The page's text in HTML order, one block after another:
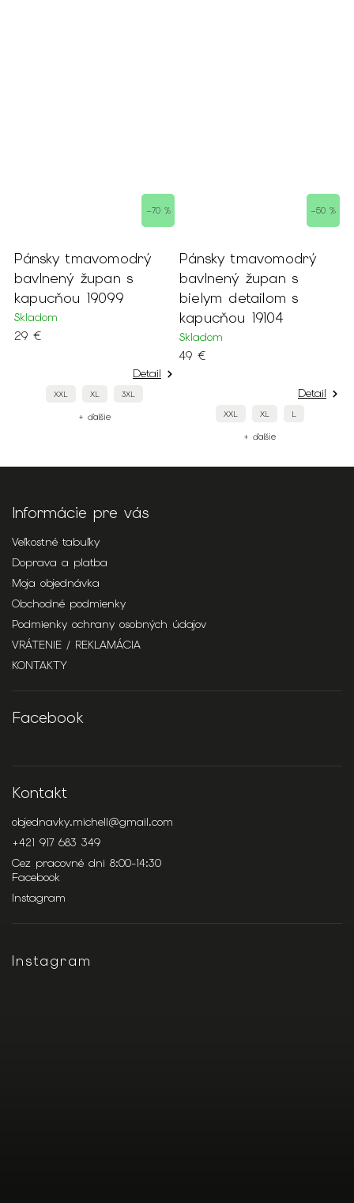
Pánsky tmavomodrý
bavlnený župan s
bielym detailom s
XXL
Pánsky hrejivý
bavlnený župan s
kapucňou 19103
Skladom
XL L
+ ďalšie
Informácie pre vás
Veľkostné tabuľky
Doprava a platba
Moja objednávka
Obchodné podmienky
Podmienky ochrany osobných údajov
VRÁTENIE / REKLAMÁCIA
KONTAKTY
Facebook
Kontakt
objednavky.michell@gmail.com
+421 917 683 349
Cez pracovné dni 8:00-14:30
Facebook
Instagram
Instagram